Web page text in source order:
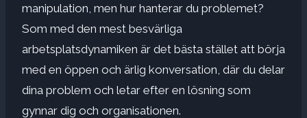
manipulation, men hur hanterar du problemet?
Som med den mest besvärliga
arbetsplatsdynamiken är det bästa stället att börja
med en öppen och ärlig konversation, där du delar
dina problem och letar efter en lösning som
gynnar dig och organisationen.